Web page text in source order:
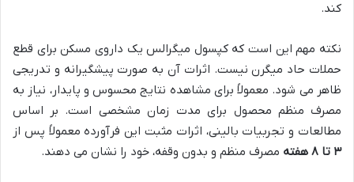
کند.
نکته مهم این است که کپسول میگرالس یک داروی مسکن برای قطع
حملات حاد میگرن نیست. اثرات آن به صورت پیشگیرانه و تدریجی
ظاهر می شود. معمولاً برای مشاهده نتایج محسوس و پایدار، نیاز به
مصرف منظم محصول برای مدت زمان مشخصی است. بر اساس
مطالعات و تجربیات بالینی، اثرات مثبت این فرآورده معمولاً پس از
۳ تا ۸ هفته
مصرف منظم و بدون وقفه، خود را نشان می دهند.